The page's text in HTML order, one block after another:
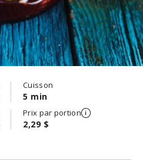
Cuisson
5 min
Prix par portion
2,29 $